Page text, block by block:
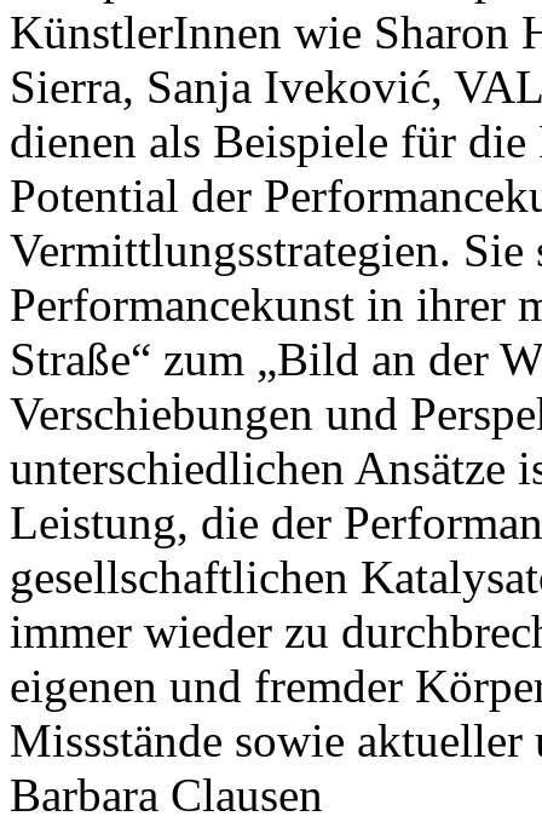
KünstlerInnen wie Sharon
Sierra, Sanja Iveković,
dienen als Beispiele für
Potential der
Vermittlungsstrategien.
Performancekunst in ihrer
Straße“ zum „Bild an der
Verschiebungen und
unterschiedlichen Ansätze
Leistung, die der
gesellschaftlichen
immer wieder zu
eigenen und fremder
Missstände sowie
Barbara Clausen